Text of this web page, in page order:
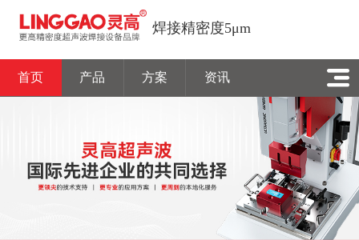
焊接精密度5μm
首页 产品 方案 资讯